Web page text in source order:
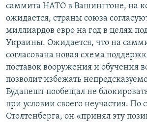
саммита НАТО в Вашингтоне, на
ожидается, страны союза
миллиардов евро на год в целях
Украины. Ожидается, что на
согласована новая схема
поставок вооружения и обучения
позволит избежать
Будапешт пообещал не
при условии своего неучастия. По
Столтенберга, он «принял эту